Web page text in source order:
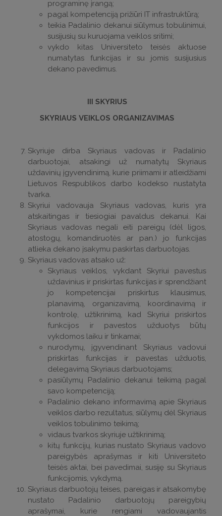
programinę įrangą;
pagal kompetenciją prižiūri IT infrastruktūrą;
teikia Padalinio dekanui siūlymus tobulinimui,
susijusių su kuruojama veiklos sritimi;
vykdo kitas Universiteto teisės aktuose
numatytas funkcijas ir su jomis susijusius
dekano pavedimus.
III SKYRIUS
SKYRIAUS VEIKLOS ORGANIZAVIMAS
Skyriuje dirba Skyriaus vadovas ir Padalinio
darbuotojai, atsakingi už numatytų Skyriaus
uždavinių įgyvendinimą, kurie priimami ir atleidžiami
Lietuvos Respublikos darbo kodekso nustatyta
tvarka.
Skyriui vadovauja Skyriaus vadovas, kuris yra
atskaitingas ir tiesiogiai pavaldus dekanui. Kai
Skyriaus vadovas negali eiti pareigų (dėl ligos,
atostogų, komandiruotės ar pan.) jo funkcijas
atlieka dekano įsakymu paskirtas darbuotojas.
Skyriaus vadovas atsako už:
Skyriaus veiklos, vykdant Skyriui pavestus
uždavinius ir priskirtas funkcijas ir sprendžiant
jo kompetencijai priskirtus klausimus,
planavimą, organizavimą, koordinavimą ir
kontrolę, užtikrinimą, kad Skyriui priskirtos
funkcijos ir pavestos užduotys būtų
vykdomos laiku ir tinkamai;
nurodymų, įgyvendinant Skyriaus vadovui
priskirtas funkcijas ir pavestas užduotis,
delegavimą Skyriaus darbuotojams;
pasiūlymų Padalinio dekanui teikimą pagal
savo kompetenciją;
Padalinio dekano informavimą apie Skyriaus
veiklos darbo rezultatus, siūlymų dėl Skyriaus
veiklos tobulinimo teikimą;
vidaus tvarkos skyriuje užtikrinimą;
kitų funkcijų, kurias nustato Skyriaus vadovo
pareigybės aprašymas ir kiti Universiteto
teisės aktai, bei pavedimai, susiję su Skyriaus
funkcijomis, vykdymą.
Skyriaus darbuotojų teises, pareigas ir atsakomybę
nustato Padalinio darbuotojų pareigybių
aprašymai, kurie rengiami vadovaujantis